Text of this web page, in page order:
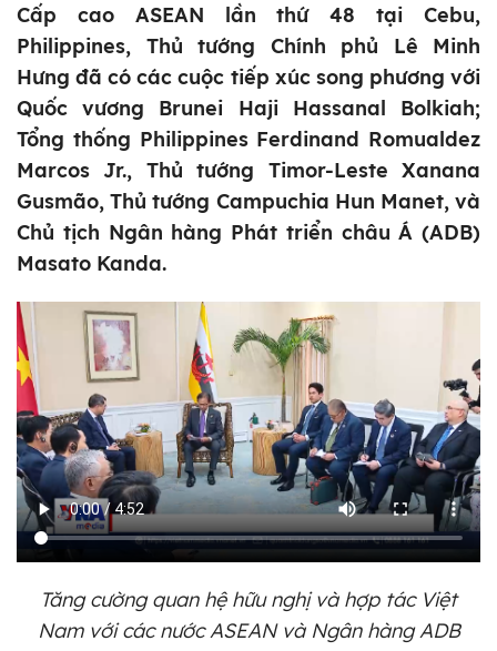
Cấp cao ASEAN lần thứ 48 tại Cebu,
Philippines, Thủ tướng Chính phủ Lê Minh
Hưng đã có các cuộc tiếp xúc song phương với
Quốc vương Brunei Haji Hassanal Bolkiah;
Tổng thống Philippines Ferdinand Romualdez
Marcos Jr., Thủ tướng Timor-Leste Xanana
Gusmão, Thủ tướng Campuchia Hun Manet, và
Chủ tịch Ngân hàng Phát triển châu Á (ADB)
Masato Kanda.
Tăng cường quan hệ hữu nghị và hợp tác Việt
Nam với các nước ASEAN và Ngân hàng ADB